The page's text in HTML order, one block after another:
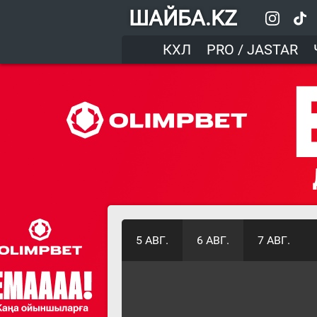
ШАЙБА.KZ
КХЛ
PRO / JASTAR
5 АВГ. 6 АВГ. 7 АВГ.